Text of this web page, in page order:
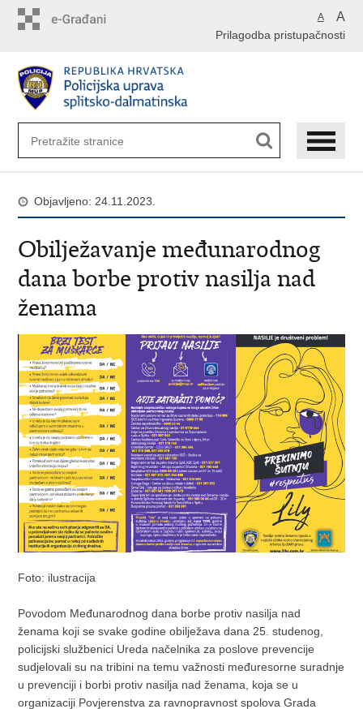
A A
Prilagodba pristupačnosti
Objavljeno: 24.11.2023.
Obilježavanje međunarodnog
dana borbe protiv nasilja nad
ženama
Foto: ilustracija
Povodom Međunarodnog dana borbe protiv nasilja nad
ženama koji se svake godine obilježava dana 25. studenog,
policijski službenici Ureda načelnika za poslove prevencije
sudjelovali su na tribini na temu važnosti međuresorne suradnje
u prevenciji i borbi protiv nasilja nad ženama, koja se u
organizaciji Povjerenstva za ravnopravnost spolova Grada